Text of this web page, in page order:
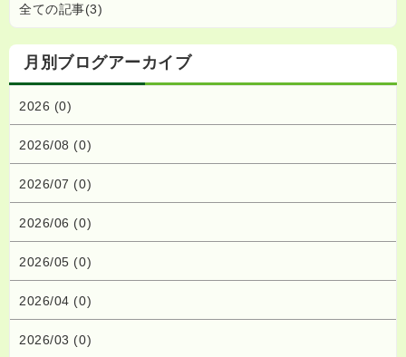
全ての記事(3)
月別ブログアーカイブ
2026 (0)
2026/08 (0)
2026/07 (0)
2026/06 (0)
2026/05 (0)
2026/04 (0)
2026/03 (0)